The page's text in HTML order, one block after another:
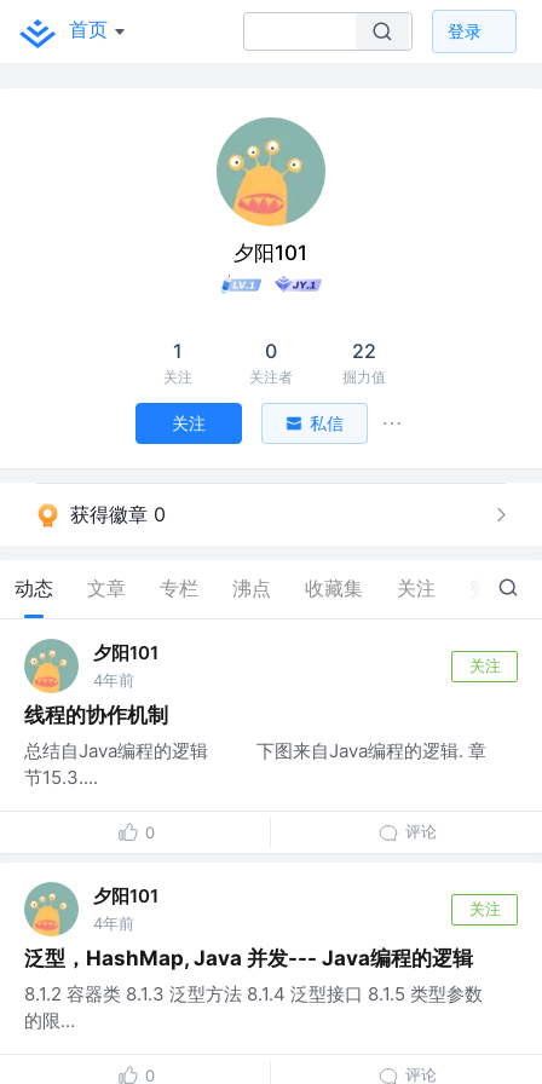
首页 登录
夕阳101
1
关注
0
关注者
22
掘力值
关注 私信
获得徽章 0
动态 文章 专栏 沸点 收藏集 关注 0
夕阳101
4年前
关注
线程的协作机制
总结自Java编程的逻辑 下图来自Java编程的逻辑. 章
节15.3....
0 评论
夕阳101
4年前
关注
泛型，HashMap, Java 并发--- Java编程的逻辑
8.1.2 容器类 8.1.3 泛型方法 8.1.4 泛型接口 8.1.5 类型参数
的限...
0 评论